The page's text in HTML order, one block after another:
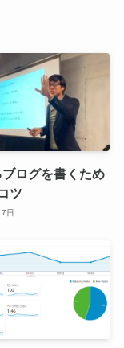
ログを書くため
ツ
日